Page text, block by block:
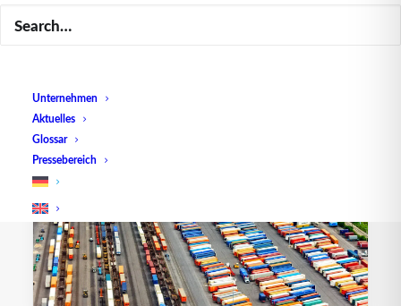
Unternehmen
Aktuelles
Glossar
Pressebereich